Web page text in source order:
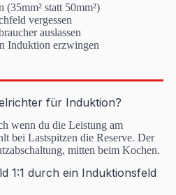
(35mm² statt 50mm²)
vergessen
auslassen
Induktion erzwingen
für Induktion?
wenn du die Leistung am
bei Lastspitzen die Reserve. Der
mitten beim Kochen.
1:1 durch ein Induktionsfeld